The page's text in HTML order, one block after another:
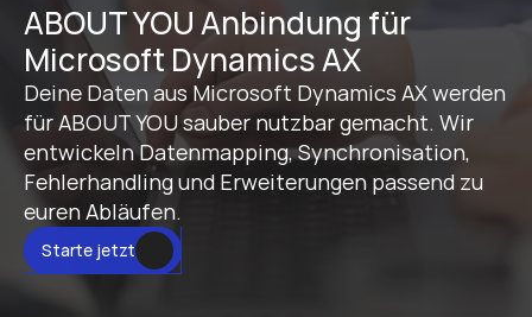
ABOUT YOU Anbindung für
Microsoft Dynamics AX
Deine Daten aus Microsoft Dynamics AX werden
für ABOUT YOU sauber nutzbar gemacht. Wir
entwickeln Datenmapping, Synchronisation,
Fehlerhandling und Erweiterungen passend zu
euren Abläufen.
Starte jetzt